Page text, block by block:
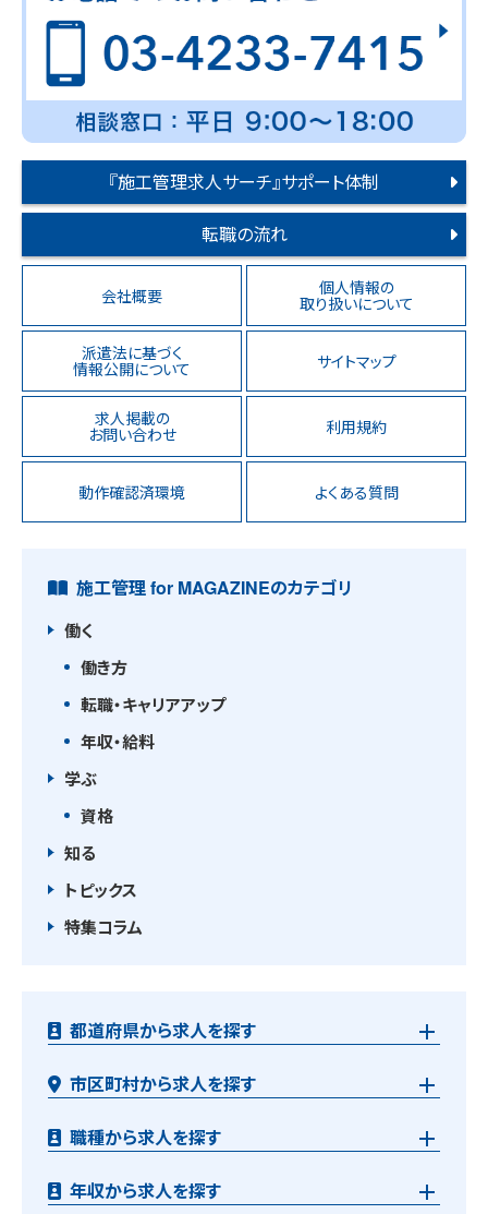
『施工管理求人サーチ』サポート体制
転職の流れ
会社概要 個人情報の
取り扱いについて
派遣法に基づく
情報公開について サイトマップ
求人掲載の
お問い合わせ 利用規約
動作確認済環境 よくある質問
施工管理 for MAGAZINEのカテゴリ
働く
働き方
転職・キャリアアップ
年収・給料
学ぶ
資格
知る
トピックス
特集コラム
都道府県から求人を探す
市区町村から求人を探す
職種から求人を探す
年収から求人を探す